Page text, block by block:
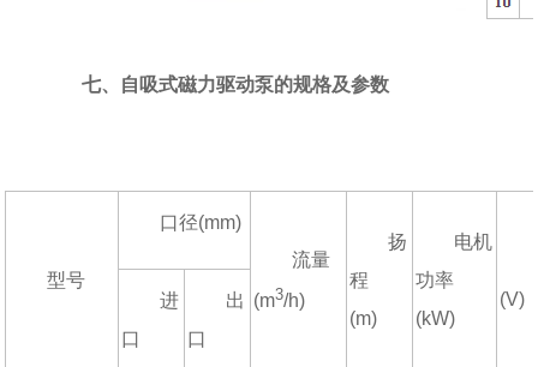
七、自吸式磁力驱动泵的规格及参数
型号
口径(mm)
流量
(m3/h)
扬
程
(m)
电机
功率
(kW)
(V)
进
口
出
口